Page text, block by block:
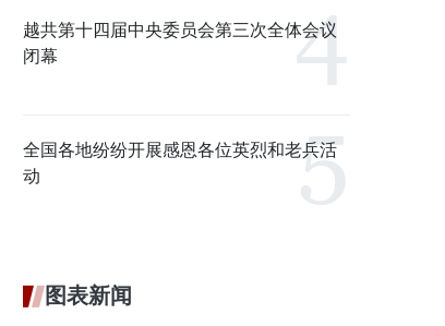
越共第十四届中央委员会第三次全体会议
闭幕
全国各地纷纷开展感恩各位英烈和老兵活
动
图表新闻